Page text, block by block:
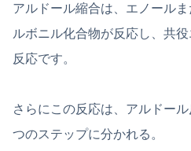
アルドール縮合は、エノール
ルボニル化合物が反応し、共
反応です。
さらにこの反応は、アルドー
つのステップに分かれる。